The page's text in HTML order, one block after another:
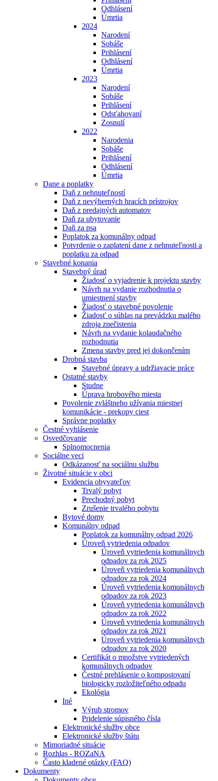
Odhlásení
Úmrtia
2024
Narodení
Sobáše
Prihlásení
Odhlásení
Úmrtia
2023
Narodení
Sobáše
Prihlásení
Odsťahovaní
Zosnulí
2022
Narodenia
Sobáše
Prihlásení
Odhlásení
Úmrtia
Dane a poplatky
Daň z nehnuteľností
Daň z nevýherných hracích prístrojov
Daň z predajných automatov
Daň za ubytovanie
Daň za psa
Poplatok za komunálny odpad
Potvrdenie o zaplatení dane z nehnuteľnosti a
poplatku za odpad
Stavebné konania
Stavebný úrad
Žiadosť o vyjadrenie k projektu stavby
Návrh na vydanie rozhodnutia o
umiestnení stavby
Žiadosť o stavebné povolenie
Žiadosť o súhlas na prevádzku malého
zdroja znečistenia
Návrh na vydanie kolaudačného
rozhodnutia
Zmena stavby pred jej dokončením
Drobná stavba
Stavebné úpravy a udržiavacie práce
Ostatné stavby
Studne
Úprava hrobového miesta
Povolenie zvláštneho užívania miestnej
komunikácie - prekopy ciest
Správne poplatky
Čestné vyhlásenie
Osvedčovanie
Splnomocnenia
Sociálne veci
Odkázanosť na sociálnu službu
Životné situácie v obci
Evidencia obyvateľov
Trvalý pobyt
Prechodný pobyt
Zrušenie trvalého pobytu
Bytové domy
Komunálny odpad
Poplatok za komunálny odpad 2026
Úroveň vytriedenia odpadov
Úroveň vytriedenia komunálnych
odpadov za rok 2025
Úroveň vytriedenia komunálnych
odpadov za rok 2024
Úroveň vytriedenia komunálnych
odpadov za rok 2023
Úroveň vytriedenia komunálnych
odpadov za rok 2022
Úroveň vytriedenia komunálnych
odpadov za rok 2021
Úroveň vytriedenia komunálnych
odpadov za rok 2020
Certifikát o množstve vytriedených
komunálnych odpadov
Čestné prehlásenie o kompostovaní
biologicky rozložiteľného odpadu
Ekológia
Iné
Výrub stromov
Pridelenie súpisného čísla
Elektronické služby obce
Elektronické služby štátu
Mimoriadné situácie
Rozhlas - ROZaNA
Často kladené otázky (FAQ)
Dokumenty